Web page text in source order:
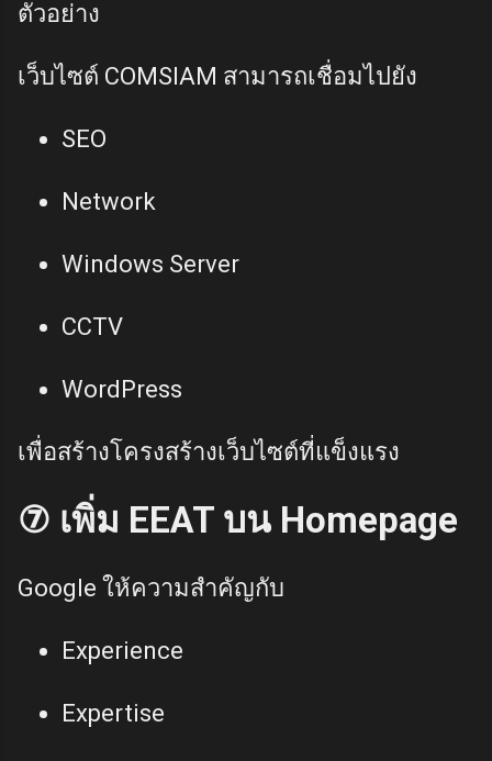
ตัวอย่าง
เว็บไซต์ COMSIAM สามารถเชื่อมไปยัง
SEO
Network
Windows Server
CCTV
WordPress
เพื่อสร้างโครงสร้างเว็บไซต์ที่แข็งแรง
⑦ เพิ่ม EEAT บน Homepage
Google ให้ความสำคัญกับ
Experience
Expertise